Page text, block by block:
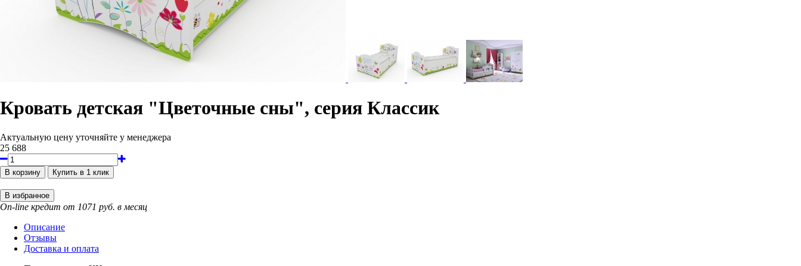
Кровать детская "Цветочные сны", серия Классик
Актуальную цену уточняйте у менеджера
25 688
On-line кредит от 1071 руб. в месяц
Описание
Отзывы
Доставка и оплата